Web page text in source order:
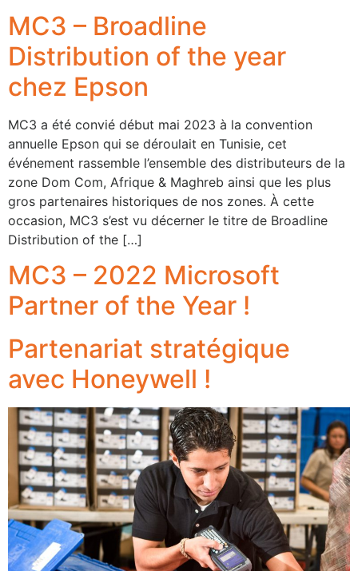
MC3 – Broadline
Distribution of the year
chez Epson
MC3 a été convié début mai 2023 à la convention
annuelle Epson qui se déroulait en Tunisie, cet
événement rassemble l’ensemble des distributeurs de la
zone Dom Com, Afrique & Maghreb ainsi que les plus
gros partenaires historiques de nos zones. À cette
occasion, MC3 s’est vu décerner le titre de Broadline
Distribution of the […]
MC3 – 2022 Microsoft
Partner of the Year !
Partenariat stratégique
avec Honeywell !